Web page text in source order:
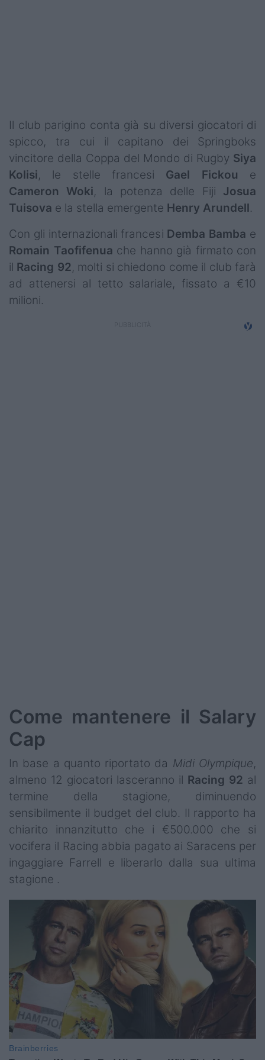
Il club parigino conta già su diversi giocatori di
spicco, tra cui il capitano dei Springboks
vincitore della Coppa del Mondo di Rugby Siya
Kolisi, le stelle francesi Gael Fickou e
Cameron Woki, la potenza delle Fiji Josua
Tuisova e la stella emergente Henry Arundell.
Con gli internazionali francesi Demba Bamba e
Romain Taofifenua che hanno già firmato con
il Racing 92, molti si chiedono come il club farà
ad attenersi al tetto salariale, fissato a €10
milioni.
Come mantenere il Salary
Cap
In base a quanto riportato da Midi Olympique,
almeno 12 giocatori lasceranno il Racing 92 al
termine della stagione, diminuendo
sensibilmente il budget del club. Il rapporto ha
chiarito innanzitutto che i €500.000 che si
vocifera il Racing abbia pagato ai Saracens per
ingaggiare Farrell e liberarlo dalla sua ultima
stagione .